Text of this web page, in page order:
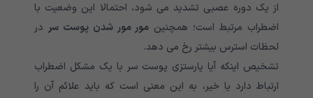
از یک دوره عصبی تشدید می شود، احتمالا این وضعیت با
اضطراب مرتبط است؛ همچنین مور مور شدن پوست سر در
لحظات استرس بیشتر رخ می دهد.
تشخیص اینکه آیا پارستزی پوست سر با یک مشکل اضطراب
ارتباط دارد یا خیر، به این معنی است که باید علائم آن را